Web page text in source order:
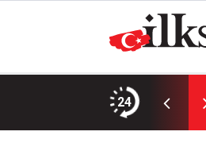
24
Juventus Inter ne zaman, saat kaçta